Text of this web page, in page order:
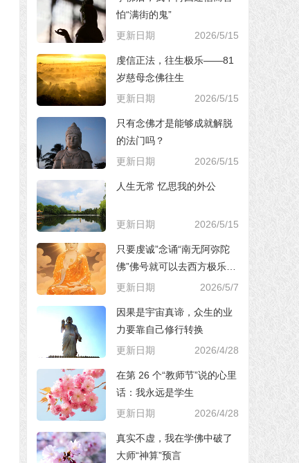
怕“满街的鬼”
更新日期
2026/5/15
虔信正法，往生极乐——81
岁慈母念佛往生
更新日期
2026/5/15
只有念佛才是能够成就解脱
的法门吗？
更新日期
2026/5/15
人生无常 忆思我的外公
更新日期 2026/5/15
只要虔诚”念诵“南无阿弥陀
佛”佛号就可以去西方极乐世
界，对吗？
更新日期 2026/5/7
因果是宇宙真谛，众生的业
力要靠自己修行转换
更新日期
2026/4/28
在第 26 个“教师节”说的心里
话：我永远是学生
更新日期
2026/4/28
真实不虚，我在学佛中破了
大师“神算”预言